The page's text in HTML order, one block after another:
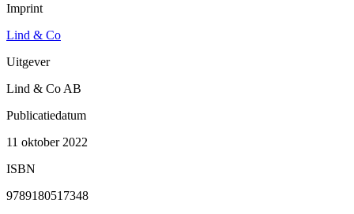
Imprint
Lind & Co
Uitgever
Lind & Co AB
Publicatiedatum
11 oktober 2022
ISBN
9789180517348